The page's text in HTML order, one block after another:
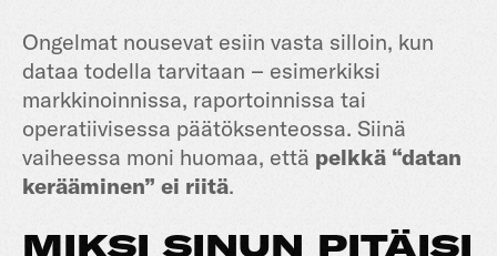
Ongelmat nousevat esiin vasta silloin, kun
dataa todella tarvitaan – esimerkiksi
markkinoinnissa, raportoinnissa tai
operatiivisessa päätöksenteossa. Siinä
vaiheessa moni huomaa, että pelkkä “datan
kerääminen” ei riitä.
MIKSI SINUN PITÄISI